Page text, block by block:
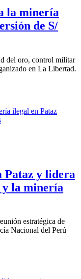
la minería
de S/
del oro, control militar
en La Libertad.
Pataz y lidera
la minería
estratégica de
Nacional del Perú